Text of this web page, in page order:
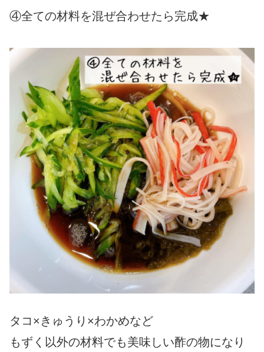
④全ての材料を混ぜ合わせたら完成★
タコ×きゅうり×わかめなど
もずく以外の材料でも美味しい酢の物になり